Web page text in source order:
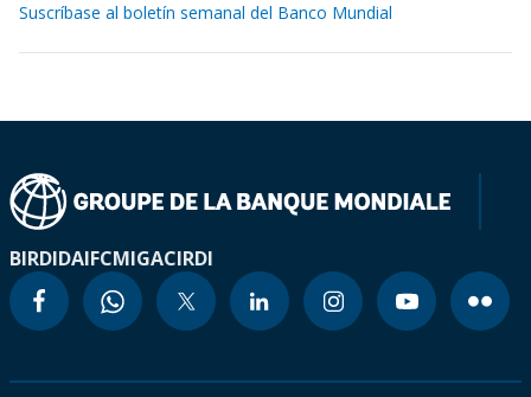
Suscríbase al boletín semanal del Banco Mundial
BIRDIDAIFCMIGACIRDI